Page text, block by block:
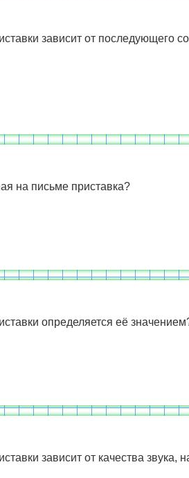
зависит от последующего
на письме приставка?
определяется её
зависит от качества звука,